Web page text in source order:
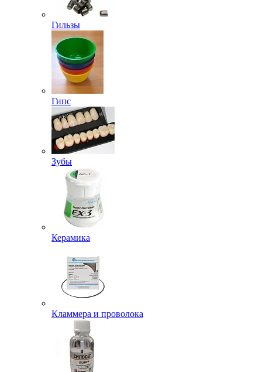
Гильзы
Гипс
Зубы
Керамика
Кламмера и проволока